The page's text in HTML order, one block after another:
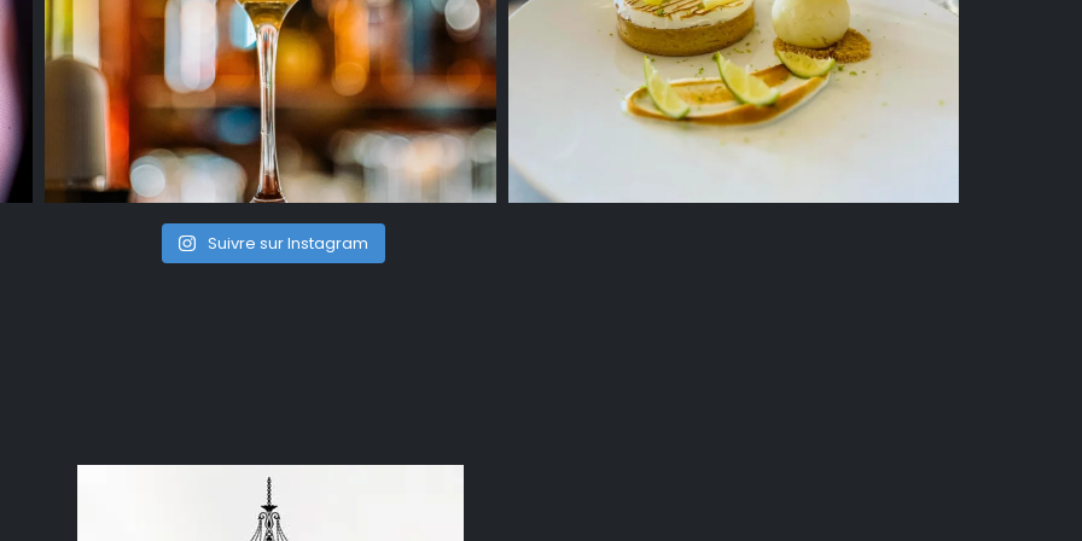
Suivre sur Instagram